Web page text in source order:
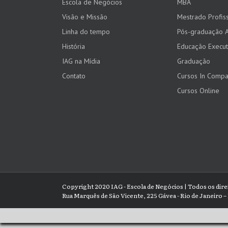
Escola de Negócios
Visão e Missão
Linha do tempo
História
IAG na Mídia
Contato
MBA
Mestrado
Pós-graduação
Educação
Graduação
Cursos In
Cursos Online
Copyright 2020 IAG - Escola de Negócios | Todos os
Rua Marquês de São Vicente, 225 Gávea - Rio de Janeiro